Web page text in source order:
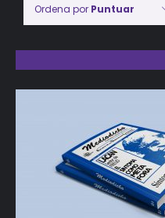
Ordena por Puntuar
DETALLES